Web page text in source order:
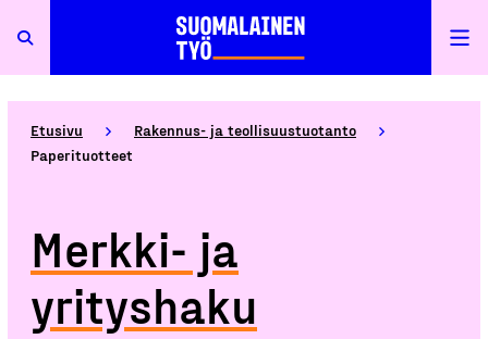
Etusivu
Rakennus- ja teollisuustuotanto
Paperituotteet
Merkki- ja
yrityshaku